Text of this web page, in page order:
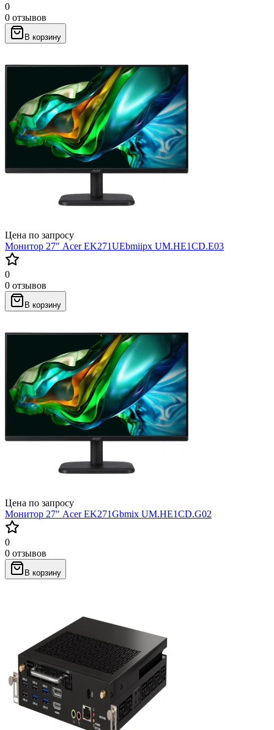
0
0 отзывов
В корзину
Цена по запросу
Монитор 27" Acer EK271UEbmiipx UM.HE1CD.E03
0
0 отзывов
В корзину
Цена по запросу
Монитор 27" Acer EK271Gbmix UM.HE1CD.G02
0
0 отзывов
В корзину